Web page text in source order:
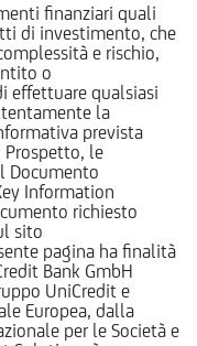
finanziari quali
di investimento, che
e rischio,
o
effettuare qualsiasi
la
prevista
le
Documento
Information
richiesto
sito
pagina ha finalità
Bank GmbH
UniCredit e
Europea, dalla
per le Società e